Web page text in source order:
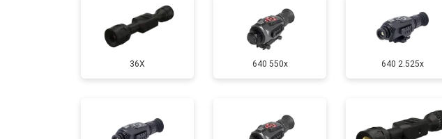
Ремонт или замена детектора
36X 640 550x 640 2.525x